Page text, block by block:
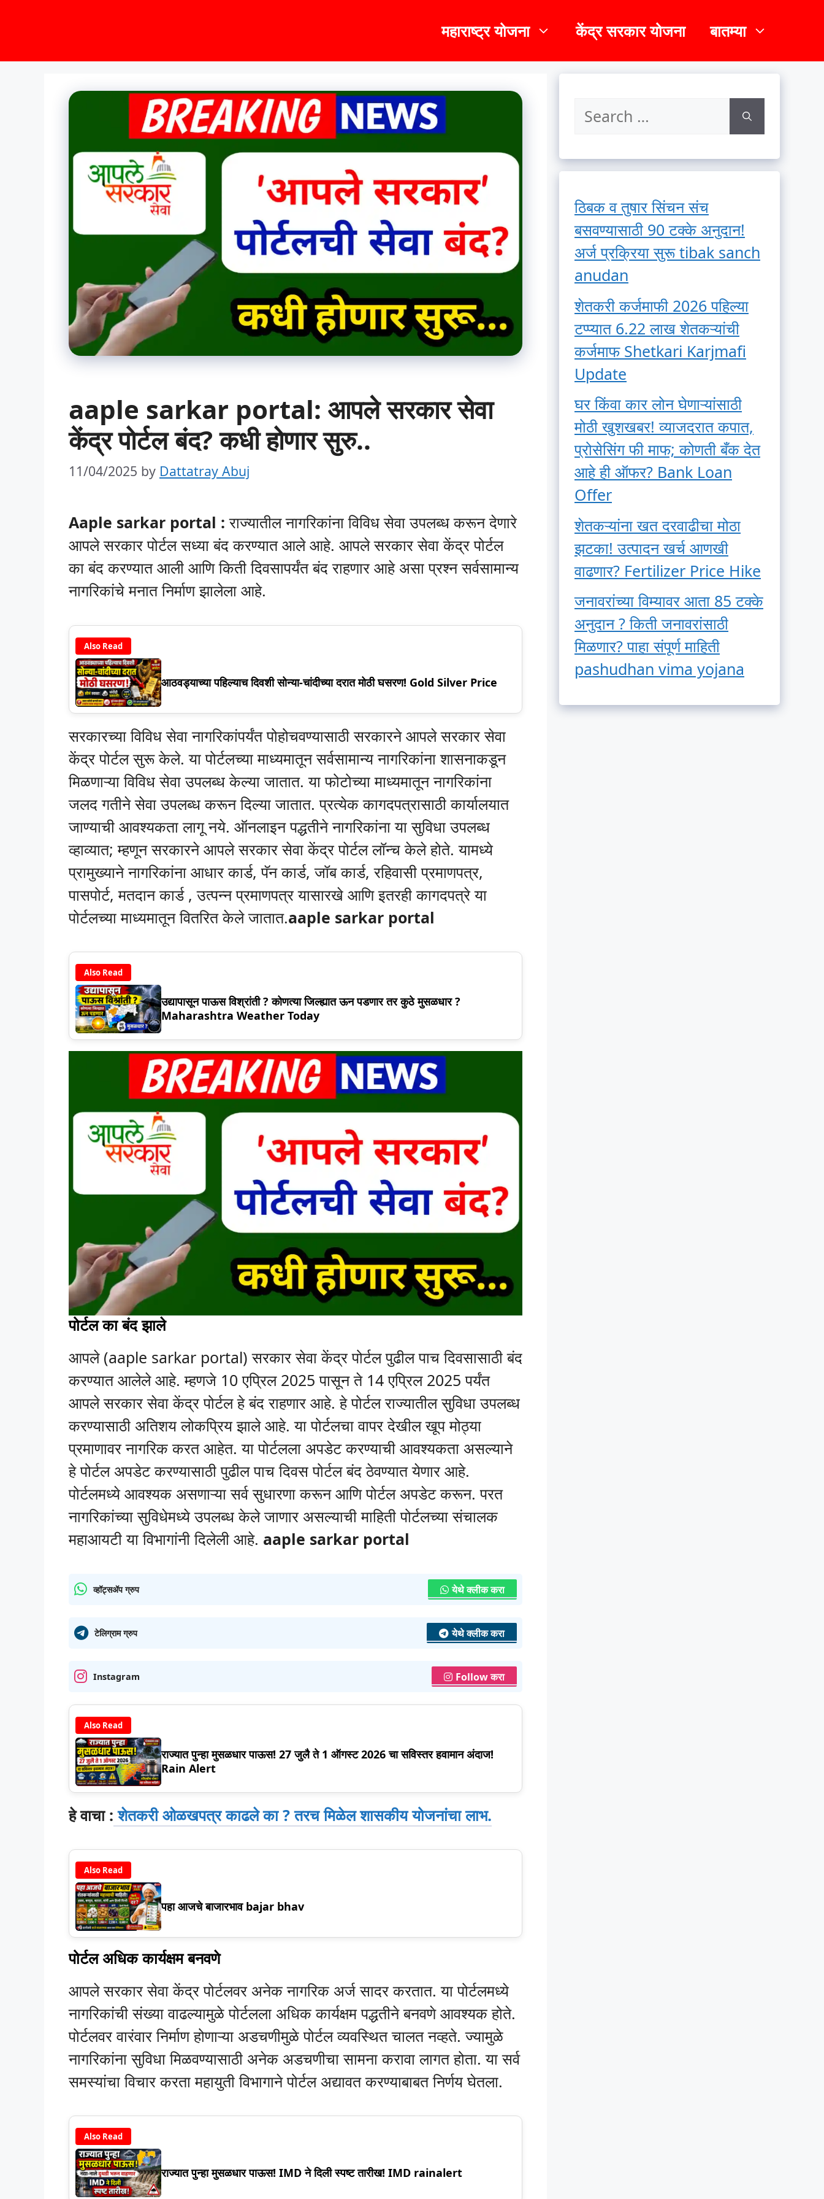
महाराष्ट्र योजना केंद्र सरकार योजना बातम्या
aaple sarkar portal: आपले सरकार सेवा
केंद्र पोर्टल बंद? कधी होणार सुरु..
11/04/2025 by Dattatray Abuj
Aaple sarkar portal :राज्यातील नागरिकांना विविध सेवा उपलब्ध करून देणारे
आपले सरकार पोर्टल सध्या बंद करण्यात आले आहे. आपले सरकार सेवा केंद्र पोर्टल
का बंद करण्यात आली आणि किती दिवसापर्यंत बंद राहणार आहे असा प्रश्न सर्वसामान्य
नागरिकांचे मनात निर्माण झालेला आहे.
Also Read
आठवड्याच्या पहिल्याच दिवशी सोन्या-चांदीच्या दरात मोठी घसरण! Gold Silver Price
सरकारच्या विविध सेवा नागरिकांपर्यंत पोहोचवण्यासाठी सरकारने आपले सरकार सेवा
केंद्र पोर्टल सुरू केले. या पोर्टलच्या माध्यमातून सर्वसामान्य नागरिकांना शासनाकडून
मिळणाऱ्या विविध सेवा उपलब्ध केल्या जातात. या फोटोच्या माध्यमातून नागरिकांना
जलद गतीने सेवा उपलब्ध करून दिल्या जातात. प्रत्येक कागदपत्रासाठी कार्यालयात
जाण्याची आवश्यकता लागू नये. ऑनलाइन पद्धतीने नागरिकांना या सुविधा उपलब्ध
व्हाव्यात; म्हणून सरकारने आपले सरकार सेवा केंद्र पोर्टल लॉन्च केले होते. यामध्ये
प्रामुख्याने नागरिकांना आधार कार्ड, पॅन कार्ड, जॉब कार्ड, रहिवासी प्रमाणपत्र,
पासपोर्ट, मतदान कार्ड , उत्पन्न प्रमाणपत्र यासारखे आणि इतरही कागदपत्रे या
पोर्टलच्या माध्यमातून वितरित केले जातात.aaple sarkar portal
Also Read
उद्यापासून पाऊस विश्रांती ? कोणत्या जिल्ह्यात ऊन पडणार तर कुठे मुसळधार ?
Maharashtra Weather Today
पोर्टल का बंद झाले
आपले (aaple sarkar portal) सरकार सेवा केंद्र पोर्टल पुढील पाच दिवसासाठी बंद
करण्यात आलेले आहे. म्हणजे 10 एप्रिल 2025 पासून ते 14 एप्रिल 2025 पर्यंत
आपले सरकार सेवा केंद्र पोर्टल हे बंद राहणार आहे. हे पोर्टल राज्यातील सुविधा उपलब्ध
करण्यासाठी अतिशय लोकप्रिय झाले आहे. या पोर्टलचा वापर देखील खूप मोठ्या
प्रमाणावर नागरिक करत आहेत. या पोर्टलला अपडेट करण्याची आवश्यकता असल्याने
हे पोर्टल अपडेट करण्यासाठी पुढील पाच दिवस पोर्टल बंद ठेवण्यात येणार आहे.
पोर्टलमध्ये आवश्यक असणाऱ्या सर्व सुधारणा करून आणि पोर्टल अपडेट करून. परत
नागरिकांच्या सुविधेमध्ये उपलब्ध केले जाणार असल्याची माहिती पोर्टलच्या संचालक
महाआयटी या विभागांनी दिलेली आहे. aaple sarkar portal
व्हॉट्सॲप ग्रुप येथे क्लीक करा
टेलिग्राम ग्रुप येथे क्लीक करा
Instagram Follow करा
Also Read
राज्यात पुन्हा मुसळधार पाऊस! 27 जुलै ते 1 ऑगस्ट 2026 चा सविस्तर हवामान अंदाज!
Rain Alert
हे वाचा : शेतकरी ओळखपत्र काढले का ? तरच मिळेल शासकीय योजनांचा लाभ.
Also Read
पहा आजचे बाजारभाव bajar bhav
पोर्टल अधिक कार्यक्षम बनवणे
आपले सरकार सेवा केंद्र पोर्टलवर अनेक नागरिक अर्ज सादर करतात. या पोर्टलमध्ये
नागरिकांची संख्या वाढल्यामुळे पोर्टलला अधिक कार्यक्षम पद्धतीने बनवणे आवश्यक होते.
पोर्टलवर वारंवार निर्माण होणाऱ्या अडचणीमुळे पोर्टल व्यवस्थित चालत नव्हते. ज्यामुळे
नागरिकांना सुविधा मिळवण्यासाठी अनेक अडचणीचा सामना करावा लागत होता. या सर्व
समस्यांचा विचार करता महायुती विभागाने पोर्टल अद्यावत करण्याबाबत निर्णय घेतला.
Also Read
राज्यात पुन्हा मुसळधार पाऊस! IMD ने दिली स्पष्ट तारीख! IMD rainalert
ठिबक व तुषार सिंचन संच
बसवण्यासाठी 90 टक्के अनुदान!
अर्ज प्रक्रिया सुरू tibak sanch
anudan
शेतकरी कर्जमाफी 2026 पहिल्या
टप्प्यात 6.22 लाख शेतकऱ्यांची
कर्जमाफ Shetkari Karjmafi
Update
घर किंवा कार लोन घेणाऱ्यांसाठी
मोठी खुशखबर! व्याजदरात कपात,
प्रोसेसिंग फी माफ; कोणती बँक देत
आहे ही ऑफर? Bank Loan
Offer
शेतकऱ्यांना खत दरवाढीचा मोठा
झटका! उत्पादन खर्च आणखी
वाढणार? Fertilizer Price Hike
जनावरांच्या विम्यावर आता 85 टक्के
अनुदान ? किती जनावरांसाठी
मिळणार? पाहा संपूर्ण माहिती
pashudhan vima yojana